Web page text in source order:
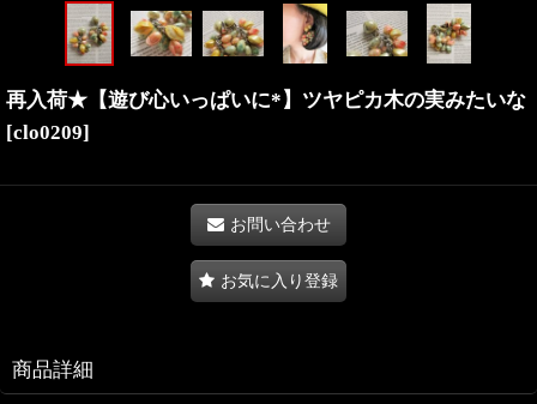
再入荷★【遊び心いっぱいに*】ツヤピカ木の実みたいな
[clo0209]
お問い合わせ
お気に入り登録
商品詳細